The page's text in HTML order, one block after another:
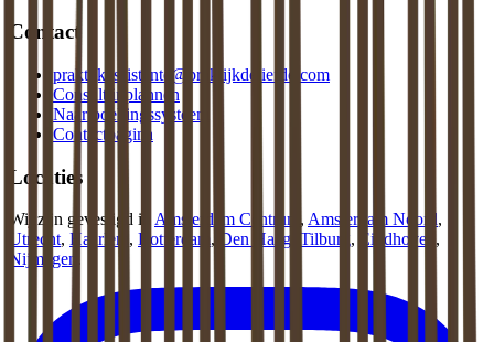
Contact
praktijkassistente@praktijkdeliefde.com
Consult inplannen
Naar boekingssysteem
Contactpagina
Locaties
Wij zijn gevestigd in Amsterdam Centrum , Amsterdam Noord,
Utrecht, Haarlem , Rotterdam, Den Haag Tilburg, Eindhoven ,
Nijmegen